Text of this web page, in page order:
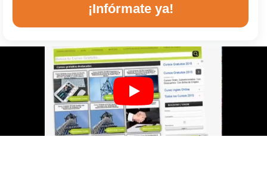
¡Infórmate ya!